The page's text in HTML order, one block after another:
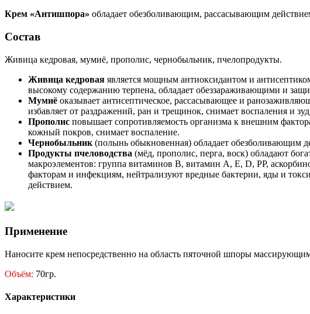
Крем «Антишпора» обладает обезболивающим, рассасывающим
Состав
Живица кедровая, мумиё, прополис, чернобыльник, пчелопродукты.
Живица кедровая является мощным антиоксидантом и
высокому содержанию терпена, обладает обеззараживающими и
Мумиё оказывает антисептическое, рассасывающее и
избавляет от раздражений, ран и трещинок, снимает воспаления и
Прополис повышает сопротивляемость организма к внешним
кожный покров, снимает воспаление.
Чернобыльник (полынь обыкновенная) обладает обезболивающим
Продукты пчеловодства (мёд, прополис, перга, воск) обладают
макроэлементов: группа витаминов В, витамин А, Е, D, РР,
факторам и инфекциям, нейтрализуют вредные бактерии, яды и
действием.
Применение
Наносите крем непосредственно на область пяточной шпоры
Объём: 70гр.
Характеристики